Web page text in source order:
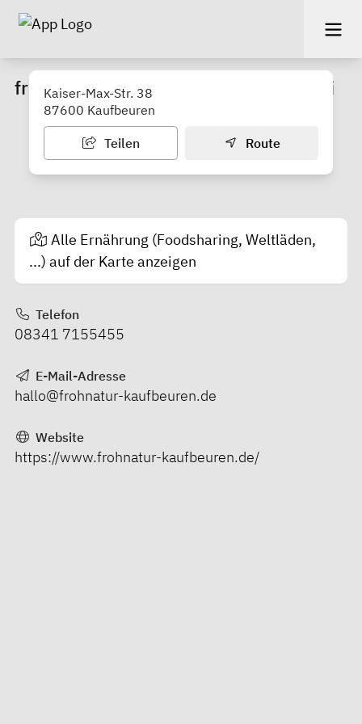
frohnatur - unverpackt und plastikfrei
Kaiser-Max-Str. 38
87600 Kaufbeuren
Teilen Route
Alle Ernährung (Foodsharing, Weltläden,
...) auf der Karte anzeigen
Telefon
08341 7155455
E-Mail-Adresse
hallo@frohnatur-kaufbeuren.de
Website
https://www.frohnatur-kaufbeuren.de/